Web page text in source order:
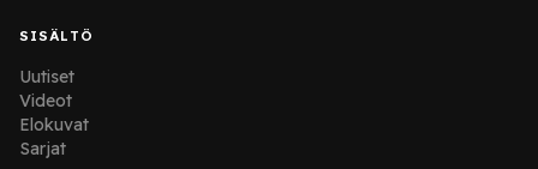
SISÄLTÖ
Uutiset
Videot
Elokuvat
Sarjat